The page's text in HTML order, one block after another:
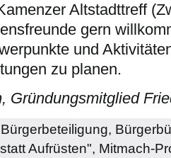
Altstadttreff
gern
und
zu planen.
Gründungsmitglied
Bürgerbeteiligung,
Aufrüsten", Mitmach-